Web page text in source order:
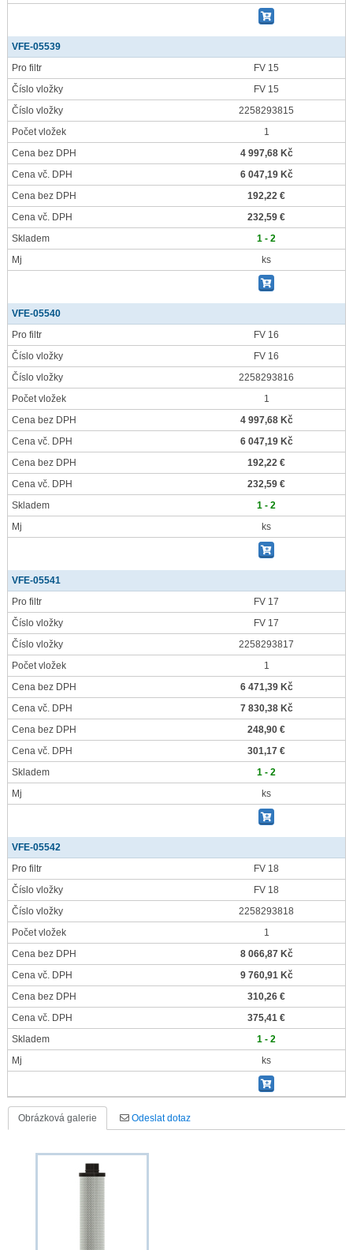
VFE-05539
Pro filtr
FV 15
Číslo vložky
FV 15
Číslo vložky
2258293815
Počet vložek
1
Cena bez DPH
4 997,68 Kč
Cena vč. DPH
6 047,19 Kč
Cena bez DPH
192,22 €
Cena vč. DPH
232,59 €
Skladem
1 - 2
Mj
ks
VFE-05540
Pro filtr
FV 16
Číslo vložky
FV 16
Číslo vložky
2258293816
Počet vložek
1
Cena bez DPH
4 997,68 Kč
Cena vč. DPH
6 047,19 Kč
Cena bez DPH
192,22 €
Cena vč. DPH
232,59 €
Skladem
1 - 2
Mj
ks
VFE-05541
Pro filtr
FV 17
Číslo vložky
FV 17
Číslo vložky
2258293817
Počet vložek
1
Cena bez DPH
6 471,39 Kč
Cena vč. DPH
7 830,38 Kč
Cena bez DPH
248,90 €
Cena vč. DPH
301,17 €
Skladem
1 - 2
Mj
ks
VFE-05542
Pro filtr
FV 18
Číslo vložky
FV 18
Číslo vložky
2258293818
Počet vložek
1
Cena bez DPH
8 066,87 Kč
Cena vč. DPH
9 760,91 Kč
Cena bez DPH
310,26 €
Cena vč. DPH
375,41 €
Skladem
1 - 2
Mj
ks
Obrázková galerie Odeslat dotaz